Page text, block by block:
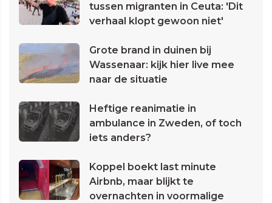
tussen migranten in Ceuta: 'Dit
verhaal klopt gewoon niet'
Grote brand in duinen bij
Wassenaar: kijk hier live mee
naar de situatie
Heftige reanimatie in
ambulance in Zweden, of toch
iets anders?
Koppel boekt last minute
Airbnb, maar blijkt te
overnachten in voormalige